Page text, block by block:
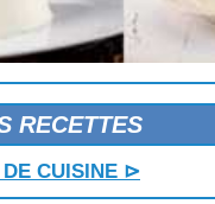
RECETTES
DE CUISINE ⊳
EN GELEE
ET AUX POIRES